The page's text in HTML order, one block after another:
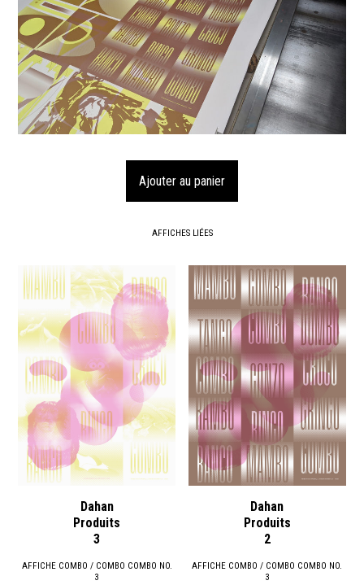
AFFICHES LIÉES
Dahan
Produits
3
AFFICHE COMBO / COMBO COMBO NO.
3
Dahan
Produits
2
AFFICHE COMBO / COMBO COMBO NO.
3